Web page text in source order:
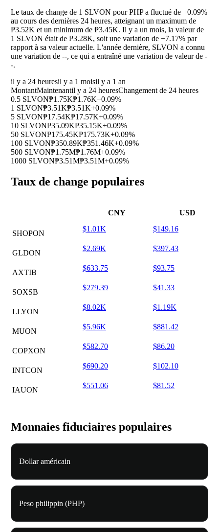
Le taux de change de 1 SLVON pour PHP a fluctué de +0.09%
au cours des dernières 24 heures, atteignant un maximum de
₱3.52K et un minimum de ₱3.45K. Il y a un mois, la valeur de
1 SLVON était de ₱3.28K, soit une variation de +7.17% par
rapport à sa valeur actuelle. L'année dernière, SLVON a connu
une variation de --, ce qui a entraîné une variation de valeur de -
-.
il y a 24 heuresil y a 1 moisil y a 1 an
MontantMaintenantil y a 24 heuresChangement de 24 heures
0.5 SLVON₱1.75K₱1.76K+0.09%
1 SLVON₱3.51K₱3.51K+0.09%
5 SLVON₱17.54K₱17.57K+0.09%
10 SLVON₱35.09K₱35.15K+0.09%
50 SLVON₱175.45K₱175.73K+0.09%
100 SLVON₱350.89K₱351.46K+0.09%
500 SLVON₱1.75M₱1.76M+0.09%
1000 SLVON₱3.51M₱3.51M+0.09%
Taux de change populaires
CNY USD
SHOPON
$1.01K $149.16
GLDON
$2.69K $397.43
AXTIB
$633.75 $93.75
SOXSB
$279.39 $41.33
LLYON
$8.02K $1.19K
MUON
$5.96K $881.42
COPXON
$582.70 $86.20
INTCON
$690.20 $102.10
IAUON
$551.06 $81.52
Monnaies fiduciaires populaires
Dollar américain
Peso philippin (PHP)